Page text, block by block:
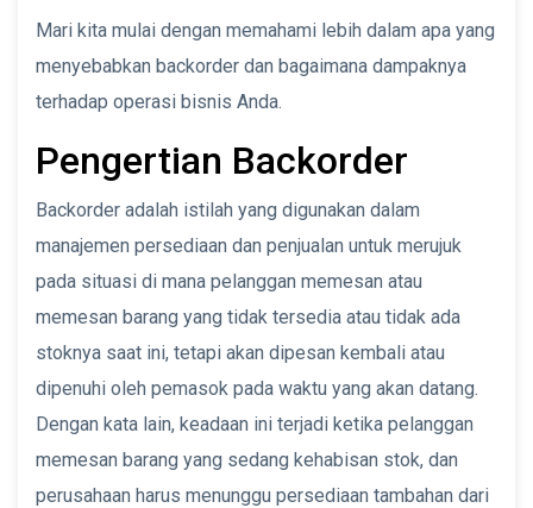
Mari kita mulai dengan memahami lebih dalam apa yang
menyebabkan backorder dan bagaimana dampaknya
terhadap operasi bisnis Anda.
Pengertian Backorder
Backorder adalah istilah yang digunakan dalam
manajemen persediaan dan penjualan untuk merujuk
pada situasi di mana pelanggan memesan atau
memesan barang yang tidak tersedia atau tidak ada
stoknya saat ini, tetapi akan dipesan kembali atau
dipenuhi oleh pemasok pada waktu yang akan datang.
Dengan kata lain, keadaan ini terjadi ketika pelanggan
memesan barang yang sedang kehabisan stok, dan
perusahaan harus menunggu persediaan tambahan dari